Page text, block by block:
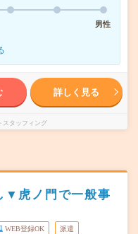
男性
詳しく見る
スタッフィング
▼虎ノ門で一般事
WEB登録OK 派遣